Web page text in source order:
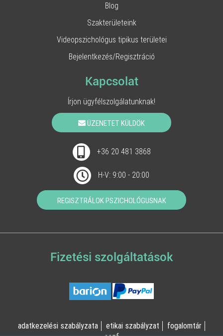
Blog
Szakterületeink
Videopszichológus tipikus területei
Bejelentkezés/Regisztráció
Kapcsolat
Írjon ügyfélszolgálatunknak!
ÜZENETET KÜLDÖK
+36 20 481 3868
H-V: 9:00 - 20:00
REGISZTRÁLOK PSZICHOLÓGUSNAK
Fizetési szolgáltatások
adatkezelési szabályzata etikai szabályzat
fogalomtár